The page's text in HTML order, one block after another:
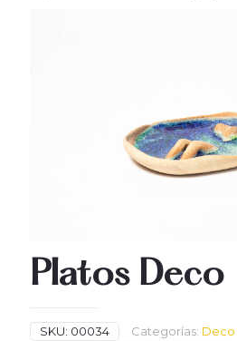
Platos Deco
SKU: 00034 Categorías: